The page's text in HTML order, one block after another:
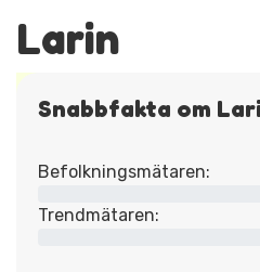
Larin
Snabbfakta om
Befolkningsmätaren:
Trendmätaren: